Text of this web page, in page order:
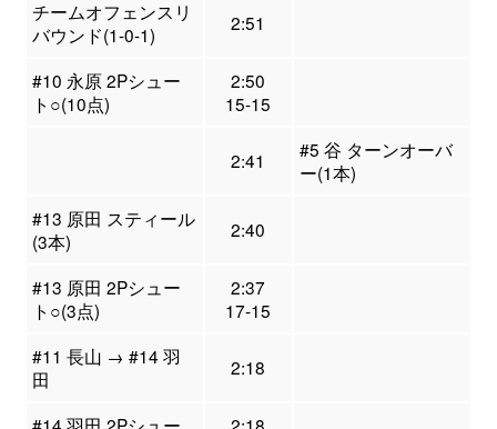
チームオフェンスリ
バウンド(1-0-1)
2:51
#10 永原 2Pシュー
ト○(10点)
2:50
15-15
2:41
#5 谷 ターンオーバ
ー(1本)
#13 原田 スティール
(3本)
2:40
#13 原田 2Pシュー
ト○(3点)
2:37
17-15
#11 長山 → #14 羽
田
2:18